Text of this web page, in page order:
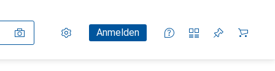
Einstellungen
KundenkontoAnmelden
Vergleichslisten
Merklisten
Warenkorb